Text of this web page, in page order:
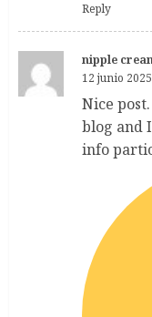
Reply
nipple
12 junio
Nice
blog and
info